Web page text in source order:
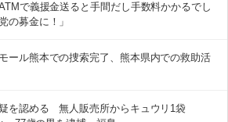
で義援金送ると手間だし手数料かかるでし
の募金に！」
ール熊本での捜索完了、熊本県内での救助活
疑を認める 無人販売所からキュウリ1袋